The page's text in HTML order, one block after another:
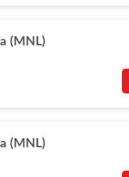
(MNL)
(MNL)